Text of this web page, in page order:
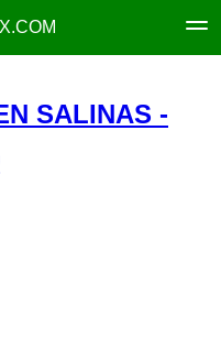
SALINAS -